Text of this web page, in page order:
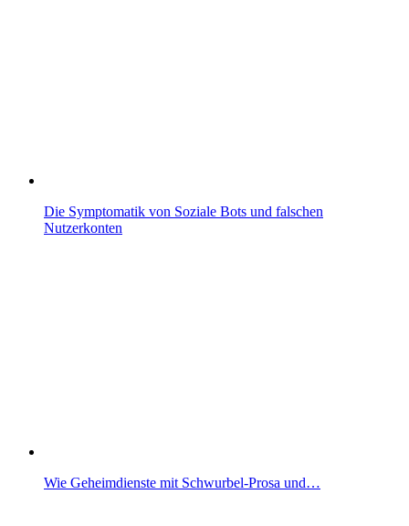
Die Symptomatik von Soziale Bots und falschen
Nutzerkonten
Wie Geheimdienste mit Schwurbel-Prosa und…